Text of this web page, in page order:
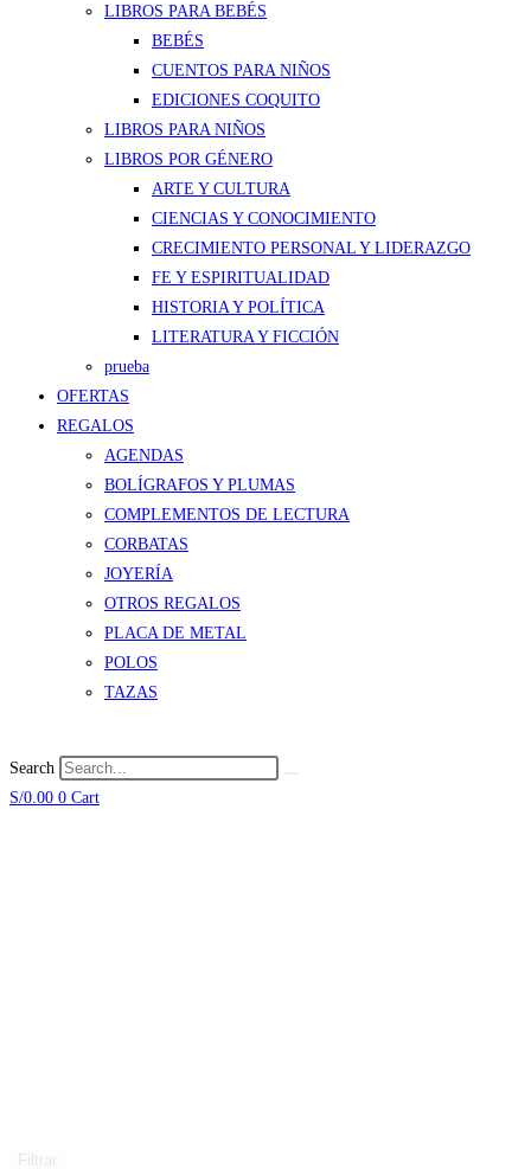
LIBROS PARA BEBÉS
BEBÉS
CUENTOS PARA NIÑOS
EDICIONES COQUITO
LIBROS PARA NIÑOS
LIBROS POR GÉNERO
ARTE Y CULTURA
CIENCIAS Y CONOCIMIENTO
CRECIMIENTO PERSONAL Y LIDERAZGO
FE Y ESPIRITUALIDAD
HISTORIA Y POLÍTICA
LITERATURA Y FICCIÓN
prueba
OFERTAS
REGALOS
AGENDAS
BOLÍGRAFOS Y PLUMAS
COMPLEMENTOS DE LECTURA
CORBATAS
JOYERÍA
OTROS REGALOS
PLACA DE METAL
POLOS
TAZAS
Search
S/0.00 0 Cart